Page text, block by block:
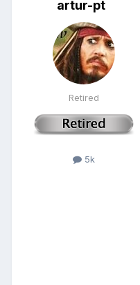
artur-pt
Retired
5k